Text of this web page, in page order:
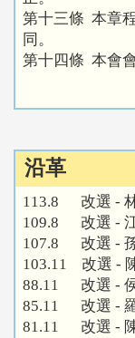
第十三條 本章
同。
第十四條 本會
沿革
113.8 改選 -
109.8 改選 -
107.8 改選 -
103.11 改選 -
88.11 改選 -
85.11 改選 -
81.11 改選 -